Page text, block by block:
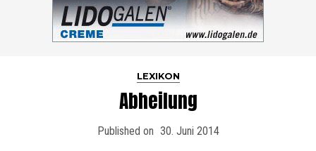
LEXIKON
Abheilung
Published on 30. Juni 2014